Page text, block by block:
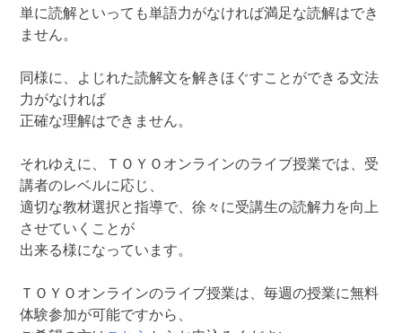
単に読解といっても単語力がなければ満足な読解はでき
ません。
同様に、よじれた読解文を解きほぐすことができる文法
力がなければ
正確な理解はできません。
それゆえに、ＴＯＹＯオンラインのライブ授業では、受
講者のレベルに応じ、
適切な教材選択と指導で、徐々に受講生の読解力を向上
させていくことが
出来る様になっています。
ＴＯＹＯオンラインのライブ授業は、毎週の授業に無料
体験参加が可能ですから、